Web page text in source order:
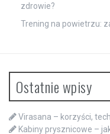
Przedtreningówki – co
Bieganie a poziom
Ostatnie wpisy